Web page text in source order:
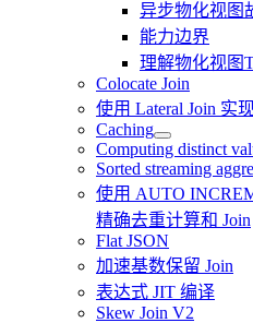
异步物化视图
能力边界
理解物化视图
Colocate Join
使用 Lateral Join 实
Caching
Computing distinct
Sorted streaming
使用 AUTO
精确去重计算和 Join
Flat JSON
加速基数保留 Join
表达式 JIT 编译
Skew Join V2